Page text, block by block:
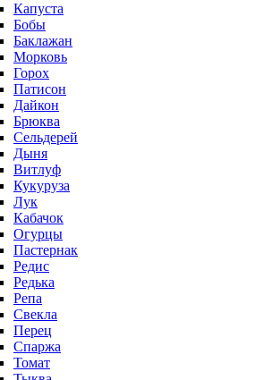
Капуста
Бобы
Баклажан
Морковь
Горох
Патисон
Дайкон
Брюква
Сельдерей
Дыня
Витлуф
Кукуруза
Лук
Кабачок
Огурцы
Пастернак
Редис
Редька
Репа
Свекла
Перец
Спаржа
Томат